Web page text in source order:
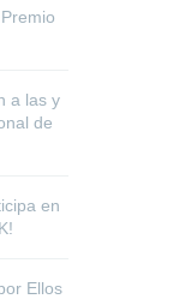
a las y
de
en
Ellos